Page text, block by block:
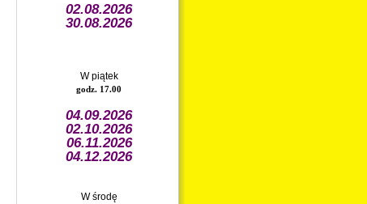
02.08.2026
30.08.2026
W piątek
godz. 17.00
04.09.2026
02.10.2026
06.11.2026
04.12.2026
W środę